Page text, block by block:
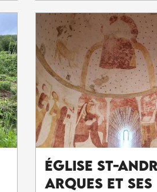
Église St-
Arques et ses